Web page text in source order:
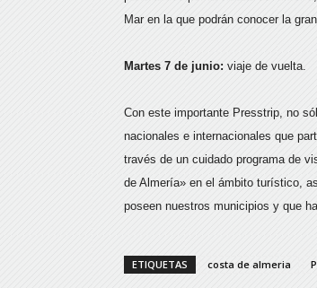
Mar en la que podrán conocer la
Martes 7 de junio: viaje de vuelta.
Con este importante Presstrip, no
nacionales e internacionales que
través de un cuidado programa de
de Almería» en el ámbito turístico,
poseen nuestros municipios y que
ETIQUETAS costa de almeria